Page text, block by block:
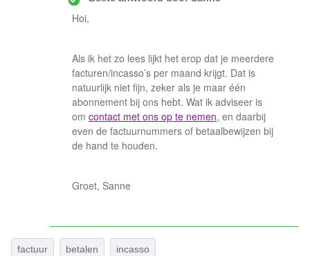
Hoi,
Als ik het zo lees lijkt het erop dat je meerdere
facturen/incasso’s per maand krijgt. Dat is
natuurlijk niet fijn, zeker als je maar één
abonnement bij ons hebt. Wat ik adviseer is
om contact met ons op te nemen, en daarbij
even de factuurnummers of betaalbewijzen bij
de hand te houden.
Groet, Sanne
factuur betalen incasso